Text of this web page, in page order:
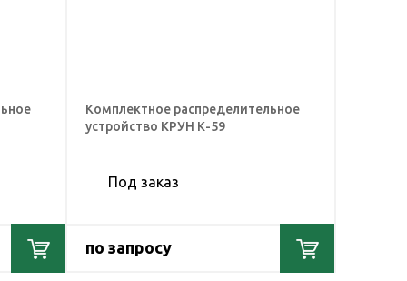
Комплектное распределительное
устройство КРУН К-59
Под заказ
по запросу